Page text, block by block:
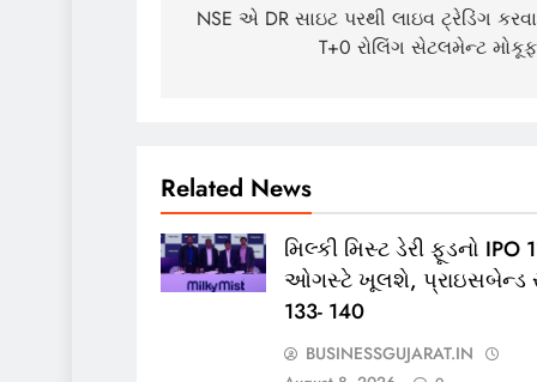
navigation
NSE એ DR સાઇટ પરથી લાઇવ ટ્રેડિંગ
T+0 રોલિંગ સેટલમેન્ટ
Related News
મિલ્કી મિસ્ટ ડેરી ફૂડનો IPO
ઓગસ્ટે ખૂલશે, પ્રાઇસબેન્ડ
133- 140
BUSINESSGUJARAT.IN